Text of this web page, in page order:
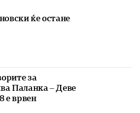
ќе остане
за
Паланка – Деве
е врвен